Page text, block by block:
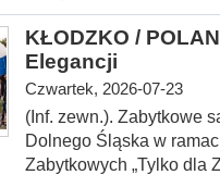
KŁODZKO /
Elegancji
Czwartek, 2026-07-23
(Inf. zewn.). Zabytkowe
Dolnego Śląska w
Zabytkowych „Tylko dla